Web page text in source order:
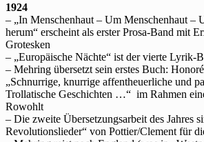
1924
– „In Menschenhaut – Um Menschenhaut –
herum“ erscheint als erster Prosa-Band mit
Grotesken
– „Europäische Nächte“ ist der vierte Lyrik-
– Mehring übersetzt sein erstes Buch:
„Schnurrige, knurrige affentheuerliche und
Trollatische Geschichten …“ im Rahmen
Rowohlt
– Die zweite Übersetzungsarbeit des Jahres
Revolutionslieder“ von Pottier/Clement für